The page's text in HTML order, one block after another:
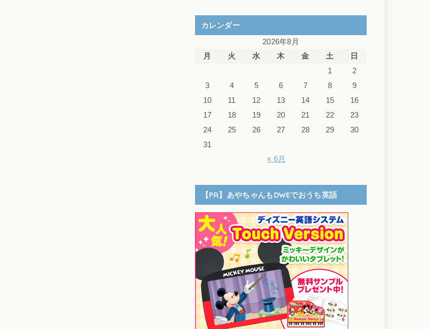
カレンダー
2026年8月
月
火 水 木 金 土
日
1
2
3
4 5 6 7 8
9
10
11 12 13 14 15
16
17
18 19 20 21 22
23
24
25 26 27 28 29
30
31
« 6月
【PR】あやちゃんもDWEでおうち英語